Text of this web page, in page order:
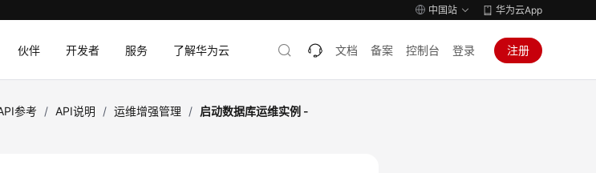
中国站 华为云App
伙伴 开发者 服务 了解华为云 文档 备案 控制台 登录 注册
参考 / API说明 / 运维增强管理 / 启动数据库运维实例 -